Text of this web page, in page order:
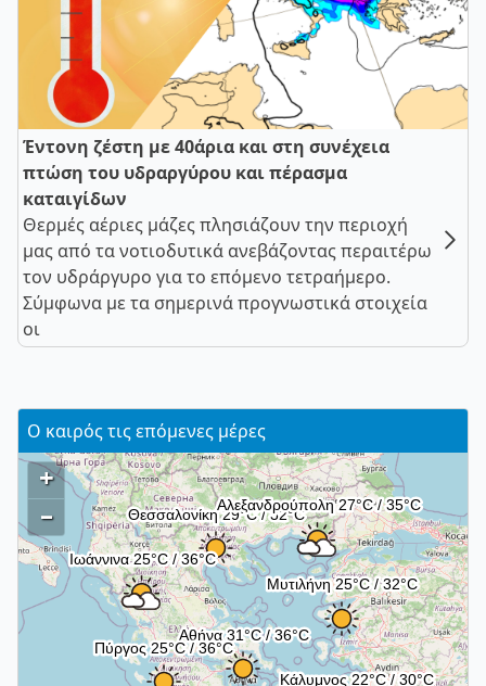
Έντονη ζέστη με 40άρια και στη συνέχεια
πτώση του υδραργύρου και πέρασμα
καταιγίδων
Θερμές αέριες μάζες πλησιάζουν την περιοχή
μας από τα νοτιοδυτικά ανεβάζοντας περαιτέρω
τον υδράργυρο για το επόμενο τετραήμερο.
Σύμφωνα με τα σημερινά προγνωστικά στοιχεία
οι
Ο καιρός τις επόμενες μέρες
+
–